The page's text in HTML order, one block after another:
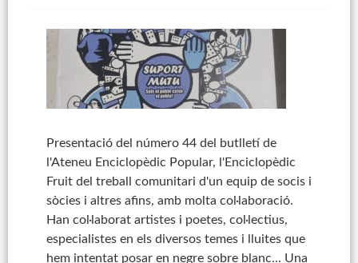
Presentació del número 44 del butlletí de
l'Ateneu Enciclopèdic Popular, l'Enciclopèdic
Fruit del treball comunitari d'un equip de socis i
sòcies i altres afins, amb molta col·laboració.
Han col·laborat artistes i poetes, col·lectius,
especialistes en els diversos temes i lluites que
hem intentat posar en negre sobre blanc... Una